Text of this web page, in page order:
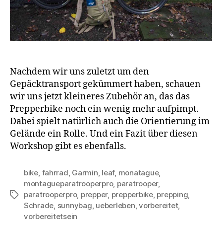
Nachdem wir uns zuletzt um den
Gepäcktransport gekümmert haben, schauen
wir uns jetzt kleineres Zubehör an, das das
Prepperbike noch ein wenig mehr aufpimpt.
Dabei spielt natürlich auch die Orientierung im
Gelände ein Rolle. Und ein Fazit über diesen
Workshop gibt es ebenfalls.
Schlagwörter
bike, fahrrad, Garmin, leaf, monatague,
montagueparatrooperpro, paratrooper,
paratrooperpro, prepper, prepperbike, prepping,
Schrade, sunnybag, ueberleben,vorbereitet,
vorbereitetsein